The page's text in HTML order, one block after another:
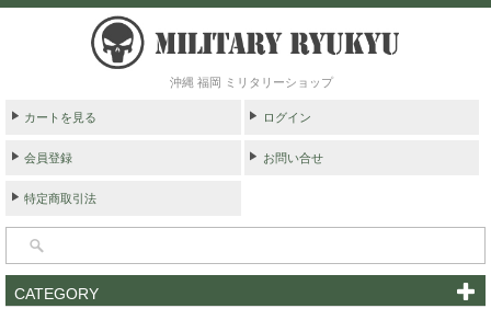
沖縄 福岡 ミリタリーショップ
カートを見る ログイン
会員登録 お問い合せ
特定商取引法
CATEGORY